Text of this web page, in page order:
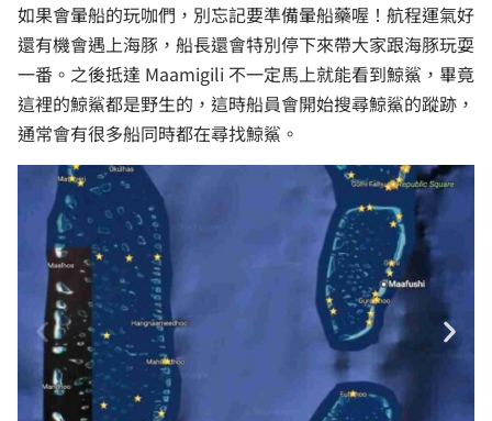
如果會暈船的玩咖們，別忘記要準備暈船藥喔！航程運氣好
還有機會遇上海豚，船長還會特別停下來帶大家跟海豚玩耍
一番。之後抵達 Maamigili 不一定馬上就能看到鯨鯊，畢竟
這裡的鯨鯊都是野生的，這時船員會開始搜尋鯨鯊的蹤跡，
通常會有很多船同時都在尋找鯨鯊。